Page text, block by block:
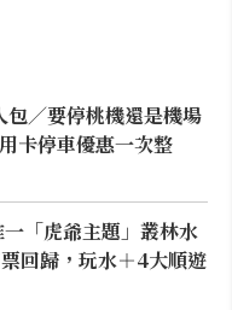
／要停桃機還是機場
卡停車優惠一次整
一「虎爺主題」叢林水
回歸，玩水＋4大順遊